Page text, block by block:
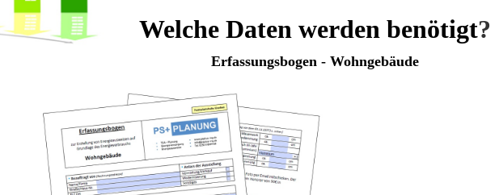
Welche Daten werden benötigt?
Erfassungsbogen - Wohngebäude